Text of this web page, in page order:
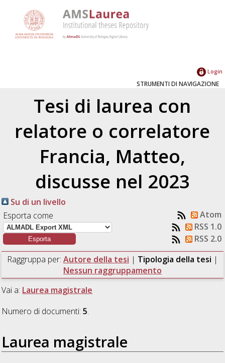
Login
STRUMENTI DI NAVIGAZIONE
Tesi di laurea con
relatore o correlatore
Francia, Matteo,
discusse nel 2023
Su di un livello
Esporta come
Atom
RSS 1.0
RSS 2.0
Raggruppa per: Autore della tesi | Tipologia della tesi |
Nessun raggruppamento
Vai a: Laurea magistrale
Numero di documenti:5.
Laurea magistrale